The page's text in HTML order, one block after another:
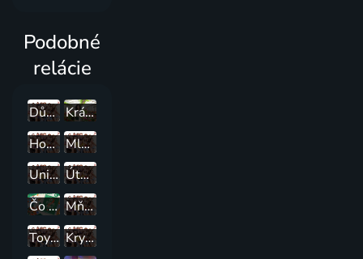
Podobné
relácie
Dům v novém kabátě
Krásy přírody
House doktor
Mláďátkov
Unikátní penziony světa
Útěk na venkov
Čo budeme robiť
Mňaustar
Toymakerz
KryptoTime 2.0